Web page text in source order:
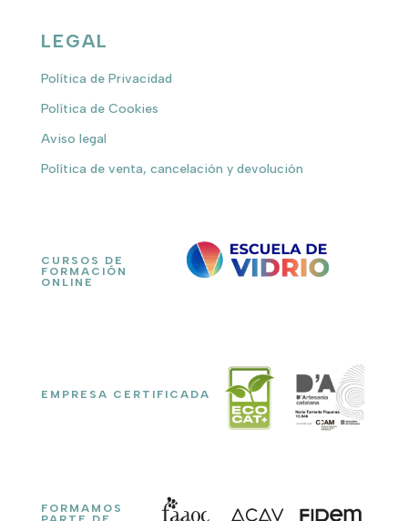
LEGAL
Política de Privacidad
Política de Cookies
Aviso legal
Política de venta, cancelación y devolución
CURSOS DE
FORMACIÓN
ONLINE
EMPRESA CERTIFICADA
FORMAMOS